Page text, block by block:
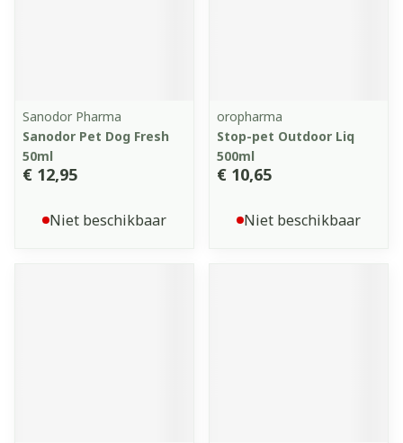
Sanodor Pharma
Sanodor Pet Dog Fresh
50ml
€ 12,95
Niet beschikbaar
oropharma
Stop-pet Outdoor Liq
500ml
€ 10,65
Niet beschikbaar